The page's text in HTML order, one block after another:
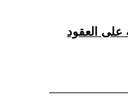
على العقود